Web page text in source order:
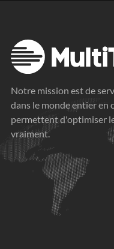
Notre mission est de
dans le monde entier en
permettent d'optimiser
vraiment.